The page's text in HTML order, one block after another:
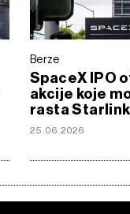
Berze
SpaceX IPO
akcije koje
rasta
25.06.2026